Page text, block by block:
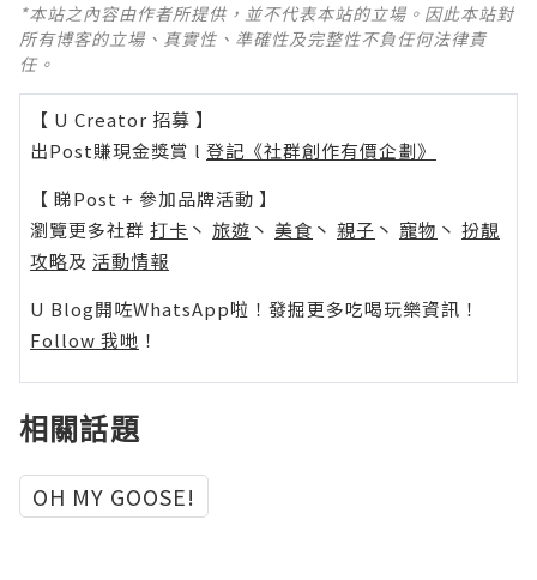
*本站之內容由作者所提供，並不代表本站的立場。因此本站對
所有博客的立場、真實性、準確性及完整性不負任何法律責
任。
【 U Creator 招募 】
出Post賺現金獎賞 l 登記《社群創作有價企劃》
【 睇Post + 參加品牌活動 】
瀏覽更多社群 打卡 丶 旅遊 丶 美食 丶 親子 丶 寵物 丶 扮靚
攻略及 活動情報
U Blog開咗WhatsApp啦！發掘更多吃喝玩樂資訊！
Follow 我哋 ！
相關話題
OH MY GOOSE!